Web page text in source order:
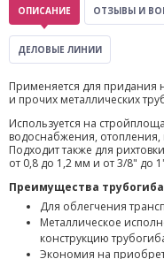
ОПИСАНИЕ ОТЗЫВЫ И
ДЕЛОВЫЕ ЛИНИИ
Применяется для придания
и прочих металлических
Используется на
водоснабжения, отопления,
Подходит также для
от 0,8 до 1,2 мм и от 3/8" до
Преимущества
Для облегчения
Металлическое
конструкцию
Экономия на